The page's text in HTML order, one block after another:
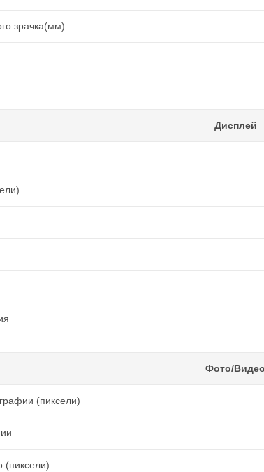
зрачка(мм)
Дисплей
Фото/Видео
(пиксели)
(пиксели)